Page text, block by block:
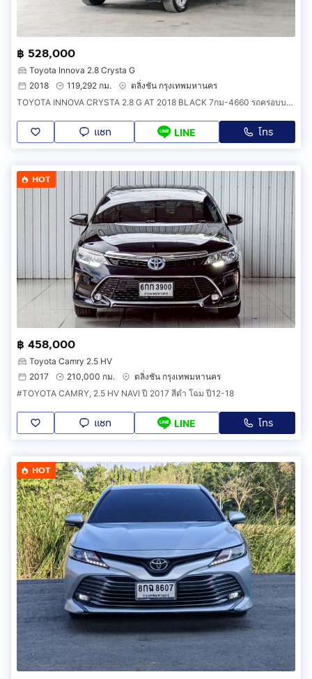
฿ 528,000
Toyota Innova 2.8 Crysta G
2018
119,292 กม.
ตลิ่งชัน กรุงเทพมหานคร
TOYOTA INNOVA CRYSTA 2.8 G AT 2018 BLACK 7กม-4660 รถครอบบครัว 7ที่นั่ง กว้างขวาง นั่งสบาย รถสวยเดิมน็อตไม่มีขยับ
แชท LINE โทร
HOT
฿ 458,000
Toyota Camry 2.5 HV
2017
210,000 กม.
ตลิ่งชัน กรุงเทพมหานคร
#TOYOTA CAMRY, 2.5 HV NAVI ปี 2017 สีดำ โฉม ปี12-18
แชท LINE โทร
HOT